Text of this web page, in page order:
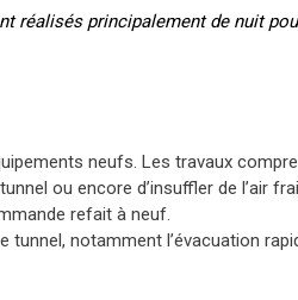
réalisés principalement de nuit
neufs. Les travaux
ou encore d’insuffler de l’air
refait à neuf.
notamment l’évacuation